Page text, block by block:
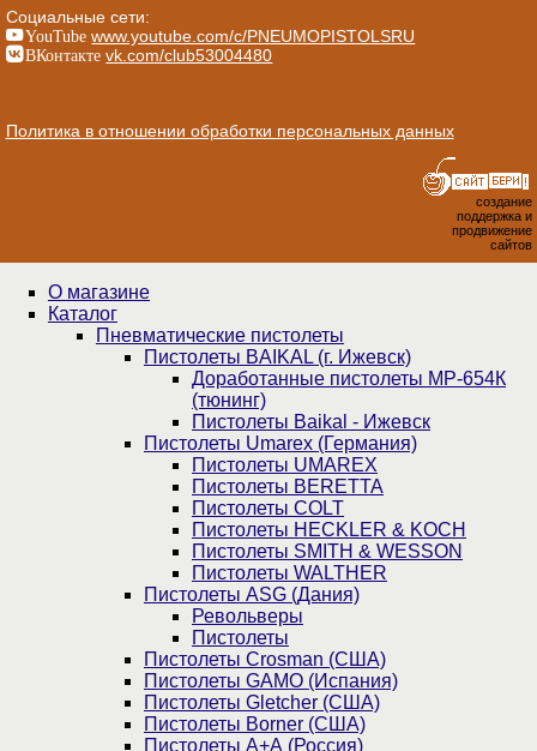
Социальные сети:
YouTube www.youtube.com/c/PNEUMOPISTOLSRU
ВКонтакте vk.com/club53004480
Политика в отношении обработки персональных данных
создание
поддержка и
продвижение
сайтов
О магазине
Каталог
Пнев­ма­ти­чес­кие пистолеты
Пистолеты BAIKAL (г. Ижевск)
Доработанные пистолеты МР-654К
(тюнинг)
Пистолеты Baikal - Ижевск
Пистолеты Umarex (Германия)
Пистолеты UMAREX
Пистолеты BERETTA
Пистолеты COLT
Пистолеты HECKLER & KOCH
Пистолеты SMITH & WESSON
Пистолеты WALTHER
Пистолеты ASG (Дания)
Револьверы
Пистолеты
Пистолеты Crosman (США)
Пистолеты GAMO (Испания)
Пистолеты Gletcher (США)
Пистолеты Borner (США)
Пистолеты А+А (Россия)